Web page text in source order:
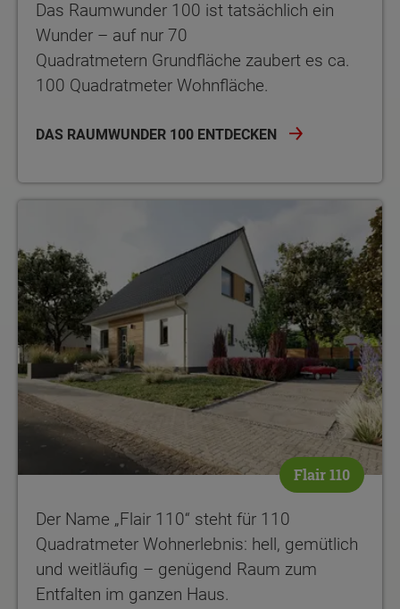
Das Raumwunder 100 ist tatsächlich ein
Wunder – auf nur 70
Quadratmetern Grundfläche zaubert es ca.
100 Quadratmeter Wohnfläche.
DAS RAUMWUNDER 100 ENTDECKEN
Flair 110
Der Name „Flair 110“ steht für 110
Quadratmeter Wohnerlebnis: hell, gemütlich
und weitläufig – genügend Raum zum
Entfalten im ganzen Haus.